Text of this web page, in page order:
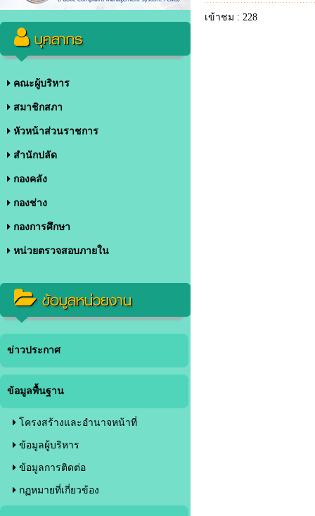
บุคลากร
คณะผู้บริหาร
สมาชิกสภา
หัวหน้าส่วนราชการ
สำนักปลัด
กองคลัง
กองช่าง
กองการศึกษา
หน่วยตรวจสอบภายใน
ข้อมูลหน่วยงาน
ข่าวประกาศ
ข้อมูลพื้นฐาน
โครงสร้างและอำนาจหน้าที่
ข้อมูลผู้บริหาร
ข้อมูลการติดต่อ
กฏหมายที่เกี่ยวข้อง
เข้าชม : 228